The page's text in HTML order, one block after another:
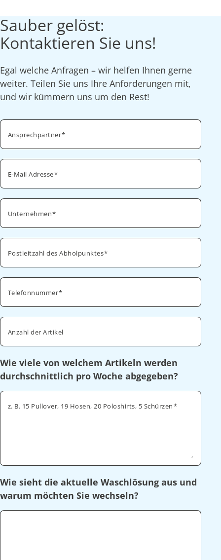
Sauber gelöst:
Kontaktieren Sie uns!
Egal welche Anfragen – wir helfen Ihnen gerne
weiter. Teilen Sie uns Ihre Anforderungen mit,
und wir kümmern uns um den Rest!
Ansprechpartner
E-Mail Adresse
Unternehmen
Postleitzahl des Abholpunktes
Telefonnummer
Anzahl der Artikel
Wie viele von welchem Artikeln werden
durchschnittlich pro Woche abgegeben?
z. B. 15 Pullover, 19 Hosen, 20 Poloshirts, 5 Schürzen
Wie sieht die aktuelle Waschlösung aus und
warum möchten Sie wechseln?